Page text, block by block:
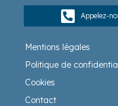
Appelez-
Mentions légales
Politique de
Cookies
Contact